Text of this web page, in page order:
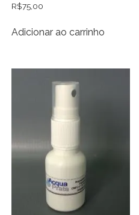
R$75,00
Adicionar ao carrinho